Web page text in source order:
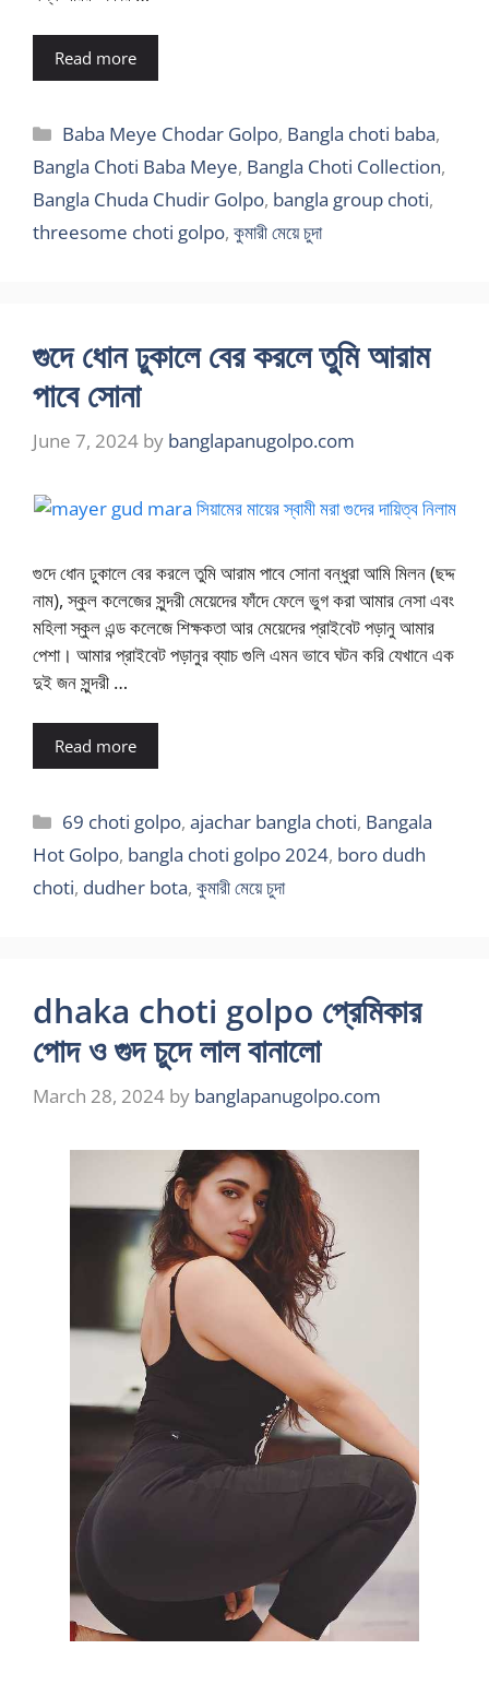
Read more
Categories
Baba Meye Chodar Golpo, Bangla choti baba,
Bangla Choti Baba Meye, Bangla Choti Collection,
Bangla Chuda Chudir Golpo, bangla group choti,
threesome choti golpo, কুমারী মেয়ে চুদা
গুদে ধোন ঢুকালে বের করলে তুমি আরাম
পাবে সোনা
June 7, 2024 by banglapanugolpo.com
গুদে ধোন ঢুকালে বের করলে তুমি আরাম পাবে সোনা বন্ধুরা আমি মিলন (ছদ্দ
নাম), স্কুল কলেজের সুন্দরী মেয়েদের ফাঁদে ফেলে ভুগ করা আমার নেসা এবং
মহিলা স্কুল এন্ড কলেজে শিক্ষকতা আর মেয়েদের প্রাইবেট পড়ানু আমার
পেশা। আমার প্রাইবেট পড়ানুর ব্যাচ গুলি এমন ভাবে ঘটন করি যেখানে এক
দুই জন সুন্দরী …
Read more
Categories
69 choti golpo,ajachar bangla choti, Bangala
Hot Golpo, bangla choti golpo 2024, boro dudh
choti, dudher bota, কুমারী মেয়ে চুদা
dhaka choti golpo প্রেমিকার
পোদ ও গুদ চুদে লাল বানালো
March 28, 2024 by banglapanugolpo.com